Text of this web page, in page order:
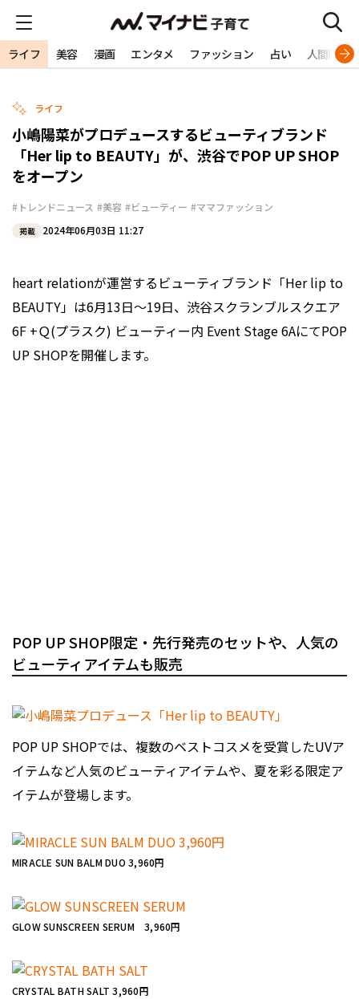
ライフ 美容 漫画 エンタメ ファッション 占い 人間関係
ライフ
小嶋陽菜がプロデュースするビューティブランド
「Her lip to BEAUTY」が、渋谷でPOP UP SHOP
をオープン
#トレンドニュース #美容 #ビューティー #ママファッション
掲載 2024年06月03日 11:27
heart relationが運営するビューティブランド「Her lip to
BEAUTY」は6月13日～19日、渋谷スクランブルスクエア
6F +Ｑ(プラスク) ビューティー内 Event Stage 6AにてPOP
UP SHOPを開催します。
POP UP SHOP限定・先行発売のセットや、人気の
ビューティアイテムも販売
POP UP SHOPでは、複数のベストコスメを受賞したUVア
イテムなど人気のビューティアイテムや、夏を彩る限定ア
イテムが登場します。
MIRACLE SUN BALM DUO 3,960円
GLOW SUNSCREEN SERUM 3,960円
CRYSTAL BATH SALT 3,960円